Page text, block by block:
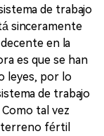
de trabajo
sinceramente
en la
es que se han
leyes, por lo
de trabajo
tal vez
terreno fértil